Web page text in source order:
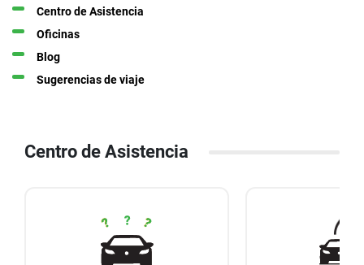
Centro de Asistencia
Oficinas
Blog
Sugerencias de viaje
Centro de Asistencia